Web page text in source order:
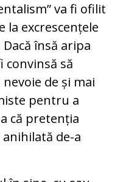
va fi ofilit
la excrescențele
însă aripa
convinsă să
de și mai
pentru a
că pretenția
de-a